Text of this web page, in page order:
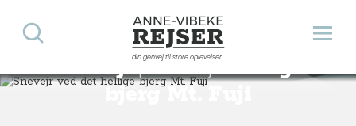
Anne-Vibeke Rejser
din genvej til store oplevelser
Åbn
Søg
Snevejr ved det hellige
bjerg Mt. Fuji
Destinationer Asien Japan Snevejr ved det hellige bjerg Mt. Fuji,